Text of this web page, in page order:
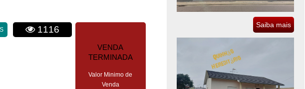
1116
VENDA
TERMINADA
Valor Minimo de
Venda
Saiba mais